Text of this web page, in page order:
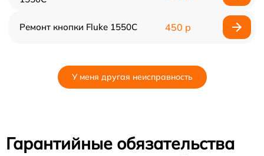
Ремонт кнопки Fluke 1550C 450 р
У меня другая неисправность
Гарантийные обязательства